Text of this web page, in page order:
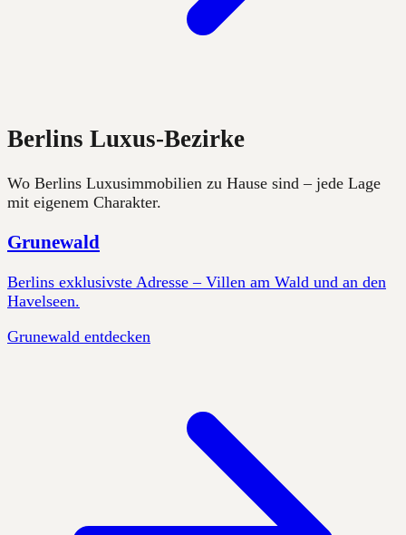
Berlins Luxus-Bezirke
Wo Berlins Luxusimmobilien zu Hause sind – jede Lage
mit eigenem Charakter.
Grunewald
Berlins exklusivste Adresse – Villen am Wald und an den
Havelseen.
Grunewald entdecken